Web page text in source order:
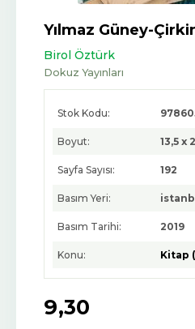
Yılmaz Güney-
Birol Öztürk
Dokuz Yayınları
Stok Kodu:
Boyut: 13,5 x
Sayfa Sayısı: 192
Basım Yeri:
Basım Tarihi: 2019
Konu: Kitap
9,30